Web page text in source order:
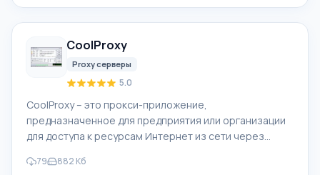
программы CyberGhost VPN на входе в Интернет ваш
адрес будет невидим
CoolProxy
Proxy серверы
5.0
CoolProxy – это прокси-приложение,
предназначенное для предприятия или организации
для доступа к ресурсам Интернет из сети через
программе осуществляется кэширование ранее
79 882 Кб